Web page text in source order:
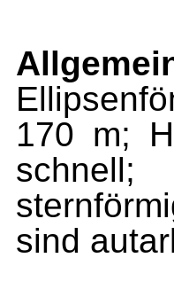
170 m;
schnell;
sind